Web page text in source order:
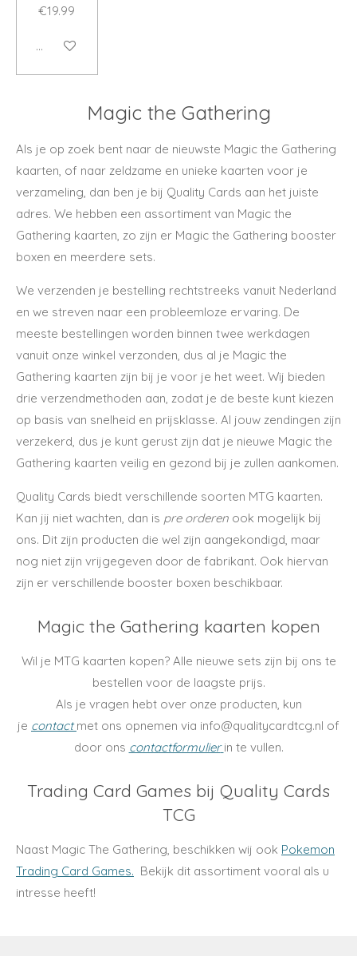
€19.99
Add to cart
Magic the Gathering
Als je op zoek bent naar de nieuwste Magic the Gathering
kaarten, of naar zeldzame en unieke kaarten voor je
verzameling, dan ben je bij Quality Cards aan het juiste
adres. We hebben een assortiment van Magic the
Gathering kaarten, zo zijn er Magic the Gathering booster
boxen en meerdere sets.
We verzenden je bestelling rechtstreeks vanuit Nederland
en we streven naar een probleemloze ervaring. De
meeste bestellingen worden binnen twee werkdagen
vanuit onze winkel verzonden, dus al je Magic the
Gathering kaarten zijn bij je voor je het weet. Wij bieden
drie verzendmethoden aan, zodat je de beste kunt kiezen
op basis van snelheid en prijsklasse. Al jouw zendingen zijn
verzekerd, dus je kunt gerust zijn dat je nieuwe Magic the
Gathering kaarten veilig en gezond bij je zullen aankomen.
Quality Cards biedt verschillende soorten MTG kaarten.
Kan jij niet wachten, dan is pre orderen ook mogelijk bij
ons. Dit zijn producten die wel zijn aangekondigd, maar
nog niet zijn vrijgegeven door de fabrikant. Ook hiervan
zijn er verschillende booster boxen beschikbaar.
Magic the Gathering kaarten kopen
Wil je MTG kaarten kopen? Alle nieuwe sets zijn bij ons te
bestellen voor de laagste prijs.
Als je vragen hebt over onze producten, kun
je contact met ons opnemen via info@qualitycardtcg.nl of
door ons contactformulier in te vullen.
Trading Card Games bij Quality Cards
TCG
Naast Magic The Gathering, beschikken wij ook Pokemon
Trading Card Games. Bekijk dit assortiment vooral als u
intresse heeft!